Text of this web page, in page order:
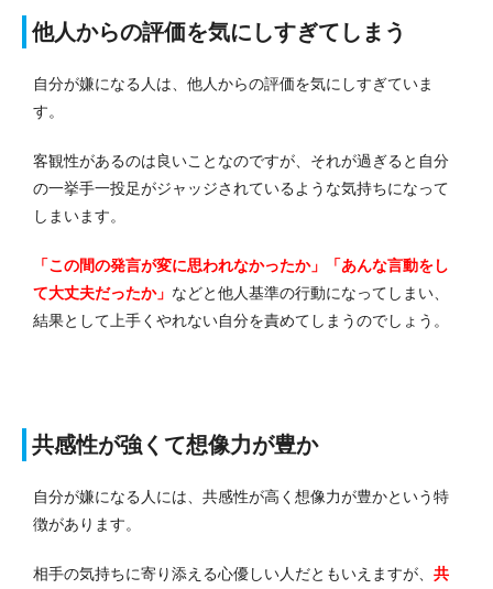
他人からの評価を気にしすぎてしまう
自分が嫌になる人は、他人からの評価を気にしすぎていま
す。
客観性があるのは良いことなのですが、それが過ぎると自分
の一挙手一投足がジャッジされているような気持ちになって
しまいます。
「この間の発言が変に思われなかったか」「あんな言動をし
て大丈夫だったか」 などと他人基準の行動になってしまい、
結果として上手くやれない自分を責めてしまうのでしょう。
共感性が強くて想像力が豊か
自分が嫌になる人には、共感性が高く想像力が豊かという特
徴があります。
相手の気持ちに寄り添える心優しい人だともいえますが、 共